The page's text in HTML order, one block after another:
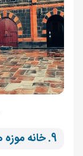
9. خانه‌ موزه هوانس شیراز